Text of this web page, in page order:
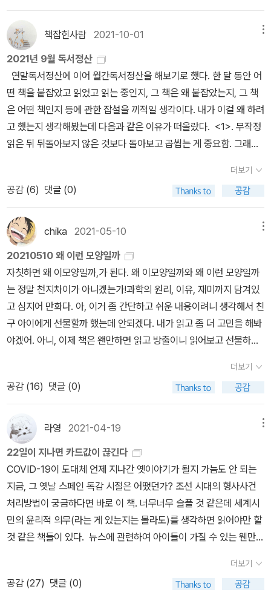
뉩니다. 하나는 방금 앞에서 말씀드린 자연에서의 자료 정보 의사소
통 개념이고, 두번째는 단세포들의 의사소통, 세번째는 식물들의 의
사소통, 네번째는 동물들의 의사소통, 그리고 다섯번째는 인간들이
바꿔놓은 도시환경 속에서 일어나는 동식물들의 의사소통입니다. 동
물들이 의사소통하다는 것은 많이 보고 익숙해서 알 만한데, 식물과
단세포들의 의사소통이라니, 가능하긴 한 걸까요?이 책에는 다양한
생물들이 각자의 방식으로 의사소통하는 사례가 정말 다양하게 등장
합니다. 처음 들어보지만 신기한 동식물 종들이 한 두 페이지에 한 개
씩 계속 나와요. 도덕적으로 꼭 온당한 일만 있지는 않습니다. 먹기 위
를 몰래 묻혀서 수정을 가능하게 하는 꽃이라든가, 개미를 좀비로 만
듭니다.이런 ‘의사소통’이 분단위 초단위 혹은 그보다 더 짧은 단위로
일어나는 자연은, 당연히 한시도 조용할 날이 없습니다. 그러니 우리
가 숲을 고요하다 느끼는 건, 의사소통이 없기 때문이 아니라 우리가
감지하지 못하기 때문 아닐까요? 또, 반대로 숲이 고요한 건 그만큼
우리가 인간이라는 종이 되는 과정에서 쓸모없는 자연의 변화는 배제
하고 필요한 자료만 정보로서 해석할 수 있도록 진화했다는 증거이기
도 할 것입니다.2제 아이랑 투게더더 재미있게 읽을 당신에게 보내는
콘텐츠, 2제 아이랑 투게더입니다.이 책은 따로 추천드릴 만한 콘텐
츠가 없습니다. 대신, 동식물도감같은 이 책에서 나오는 여러 생물들
의 행동 양식을 보시면서, ‘와 얘는 참 재미있게 사네’ ‘얘는 참 흥미롭
네이버에서 검색해보시면 어떨까요. 그렇게 동물들에 대한 지식을 하
나하나 쌓아나가는 것도 재미있는 일이 아닐지요.
낮추고 정신을 산만하게 만들 뿐인 멀티태스킹을 줄이고 집중을 높여
서 성과의 질을 끌어올리고 싶다. 몸도 더 챙기고. 높은 집중력은 건강
한 몸에서 나오기에. 그래서 관련한 책들을 곰곰이 살피는 중이라 명
상 관련한 책들이 없나 밀리의 서재를 뒤지고 있고. 가드닝에서 자연
으로, 그리고 기후위기까지 관심사가 조금씩 이동 중. [인생은 왜 50
부터 반등하는가]돌돌콩님 유튜브에서 본 책이다. 지금 아직 초반부
만 읽었는데 서두부터가 강렬하게 주의를 끈다. 인간의 인생을 표현
한 4장의 그림으로 시작하면서. 표면적으로는 이룰 것을 다 이루고
안정기에 들어서야 할 40대에 이르러 왜 불안과 초조감, 자괴감에 시
달리고, 상황이 아무 것도 바뀌지 않았는데도 50대에 이르면 거짓말
같이 그 불안감이 사라지는지에 대해 통계학적으로 제시를 한 다음....
지금은 남성됨과 정치를 먼저 읽고... [아무것도 하지 않는 법]이건
'요즘 애들' 읽다가 담았다. 이거 아직 안 읽었는데 읽어봐야 할 거 같
아. ]초인적 힘의 비밀 : 여성 운동 초월]하이드 님의 추천으로 장바구
니에 담음. 앨리스 벡델의 그래픽 노블이고, 운동을 좋아하는 저자가
계속해서 운동을 해온 이야기가 개인사, 현대사와 맞물려 펼쳐지는
이야기인 것 같다. 최근 들어서야 비로소 운동에 대해서 진지하게 대
하기 시작한지라 아주 흥미롭다.얼마 전에, 내가 어떻게 운동을 하기
시작할 수 있었지? 생각하다가 문득 깨달은 게.2018년 즈음에 나는
다. 엉망진창이지만 어쨌든 달리기 연습을 하다가 마라톤에 참가했
다. 기록은 당연히 완주한 게 신통방통한 수준이었는데... 문득 떠오른
것이다. 아, 이 정도면 나도 이제 어느 정도 경력에 맞는 커리어패스를
이루었다고 말할 수 있겠구나 생각을 처음 했었던 시점이 그 때였다
는 게. 그 때부터 삶이 조금씩 나아졌던 것은, 그 때 운동을 시작했기
때문이 아니라 비로소 내가 처음으로 내 성취를 긍정할 수 있었기 때
문이라는 생각이 들었다. 다른 사람에게는 어떨지 모르겠지만 내게
운동을 한다는 건 30년 넘는 시간동안 계속해서 주입받아온 수치심
을 처음으로 이겨본 거였다. 처음으로 운동이 내 삶에 그렇게 들어왔
고, 우당탕탕 허둥지둥 형편없이 낮은 기록으로 자신의 몸을 알아가
면서 함께 살고 있다. 그런데, 이렇게 뒤늦게 받아들인 게 아니라 운동
련해서 구입한 책이 [지구를 위한다는 착각]이다. 기후 위기는 거시적
책잡힌사람 2021-10-01
2021년 9월 독서정산
연말독서정산에 이어 월간독서정산을 해보기로 했다. 한 달 동안 어
떤 책을 붙잡았고 읽었고 읽는 중인지, 그 책은 왜 붙잡았는지, 그 책
은 어떤 책인지 등에 관한 잡설을 끼적일 생각이다. 내가 이걸 왜 하려
고 했는지 생각해봤는데 다음과 같은 이유가 떠올랐다. <1>. 무작정
읽은 뒤 뒤돌아보지 않은 것보다 돌아보고 곱씹는 게 중요함. 그래야
지난 독서생활을 반성할 수 있음. 너무 적게 읽은 것 같다, 지나치게
욕심을 부렸다, 읽다가 도중에 관둔 책이 많다 등. 이런 피드백은 독서
생활을 더 알차고 풍부하게 만듦. <3>. 순전히 기록을 위해. 뭔가 남
기고 싶은 욕망. <4>. 한 분야의 책만 읽을 수는 없지만, 그래도 약
간의 독서 흐름이랄까 독서 계획을 유지하는 생활을 지속하고자. <5
>. 연말의 독서정산을 조금 더 쉽게 하고자. 앞으로 이 초심을 꾸준히
기억 및 구체화하며 월마다 독서정산을 해서 올려보고 싶다. 일단, 9
월에 붙잡았다 놓았거나, 읽었거나, 읽고 있는 중인 책들은 다음과 같
다.1. 내재적인 삶에 관하여(1) 신 없이 사는 삶 : 무신론자를 주제로
한 책 3권을 연달아 보는 중이다. 세속주의자로서의 정체성을 조금
더 분명히 하기 위한 독서다. 첫 번째는 알랭드 보통의 『무신론자를
위한 종교』다. 거의 7~8년 전에 사놓고 읽지 않았던 책인데 읽고 보
니 보통과 내 문제의식 중 유사한 부분이 많아 놀랐다. 보통은 이렇게
서도, 또 한편으로는 종교가 유용하고, 흥미롭고, 위안이 된다는 사실
을 때때로 발견할 수 있다는 것이 바로 이 책의 전제이다. 또한 종교의
관념과 실천 가운데 일부를 세속적인 영역으로 가져올 수 있는 가능
성 역시 분명히 흥미롭다는 것이다.' 보통의 이 말에 전적으로 동의한
다. 종교는 사람이 만들어낸 것이지만, 그것은 필요에 의한 것이고, 그
것을 필요로 하는 인간의 결핍 문제는 여전히 존재한다. 종교를 사리
를 채우기 위한 도구로 사용하는 사람을 별로 좋지 않게 보고 있지만,
종교 그 자체는 그렇지 않다. 종교에는 흥미로운 개념과 사유, 도구로
보통은 '공동체, 친절, 교육, 자애, 비관주의, 관점, 미술, 건축, 제도'의
측면에서 종교에서 건져낼 만한 도구를 언급한다. 두 번째는 로널드
더보기
공감 (6) 댓글 (0)
chika 2021-05-10
20210510 왜 이런 모양일까
자칫하면 왜 이모양일까,가 된다. 왜 이모양일까와 왜 이런 모양일까
는 정말 천지차이가 아니겠는가!과학의 원리, 이유, 재미까지 담겨있
고 심지어 만화다. 아, 이거 좀 간단하고 쉬운 내용이려니 생각해서 친
구 아이에게 선물할까 했는데 안되겠다. 내가 읽고 좀 더 고민을 해봐
야겠어. 아니, 이제 책은 왠만하면 읽고 방출이니 읽어보고 선물하면
재미있다. - 그런데 예상치못한 질문들이 많다. 왜 핵폭탄은 터지면
버섯모양일까, 라니. 달이 변하는 건 당연하게 생각하면서 말이다. 또
아무튼. '모든 모양이넨 원리가 이유가 재미가 있다'고 한다. 책을 읽
고난 후 주위를 둘러보면 세상을 보는 눈이 창의적으로 바뀌고 과학
의 원리를 저절로 깨닫게 되고 가만히 앉아있어도 세상이 재미있게
보일꺼라나. 백만배까지는 아니더라도 무척 공감하게 된다. 페어플
레이프로젝트. 가사노동을 적은 카드 100장을 만들어 부부가 함께
나눠 가진 다음 실행에 옮기는 방식. '언제 치약 떨어지는 것을 본 적
이 있는가? 그걸 신경 쓴적은 있는가?'라는 물음보다 내게 현실적으
로 다가오는 것은 분리수거함을 비운적이 있는가, 이다. 한동안 어머
니가 병원에 계신동안 음식물 쓰레기를 어떻게 해야하나 고민하다가
출근할때 싸들고 나와서 버리기도 하고 냉동고에 모아뒀다가 저녁시
간에 한꺼번에 버리기도했고... 가사노동은 결코 쉬운 일이 아니다. 쓰
더보기
공감 (16) 댓글 (0)
라영 2021-04-19
22일이 지나면 카드값이 끊긴다
COVID-19이 도대체 언제 지나간 옛이야기가 될지 가늠도 안 되는
지금, 그 옛날 스페인 독감 시절은 어땠던가? 조선 시대의 형사사건
처리방법이 궁금하다면 바로 이 책. 너무너무 슬플 것 같은데 세계시
민의 윤리적 의무(라는 게 있는지는 몰라도)를 생각하면 읽어야만 할
것 같은 책들이 있다. 뉴스에 관련하여 아이들이 가질 수 있는 웬만한
엄마가 읽어줘 내지는 줄여서 설명해줘, 그러지. 에라이 이 게으른 것
들아... 뉴베리 수상작 고만 읽어야지 생각하면서도 매번 발표되면 그
더보기
공감 (27) 댓글 (0)